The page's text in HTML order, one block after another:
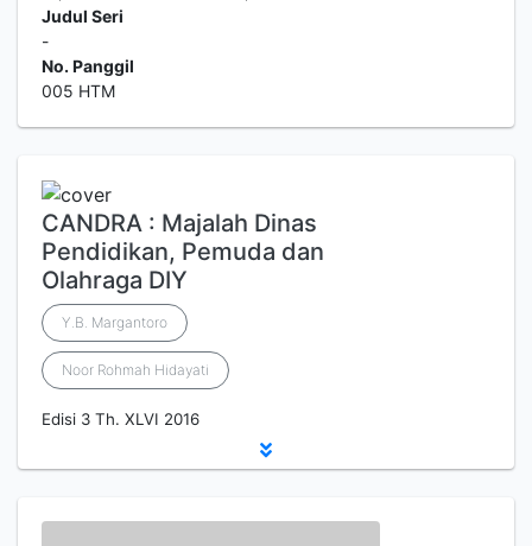
Judul Seri
-
No. Panggil
005 HTM
CANDRA : Majalah Dinas
Pendidikan, Pemuda dan
Olahraga DIY
Y.B. Margantoro
Noor Rohmah Hidayati
Edisi 3 Th. XLVI 2016